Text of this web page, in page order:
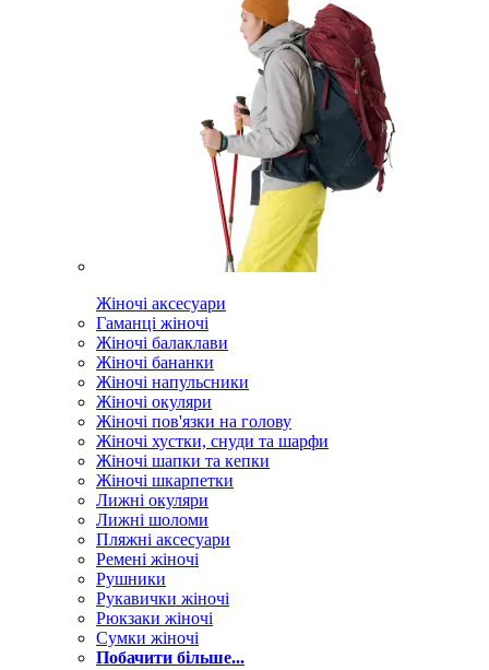
Жіночі аксесуари
Гаманці жіночі
Жіночі балаклави
Жіночі бананки
Жіночі напульсники
Жіночі окуляри
Жіночі пов'язки на голову
Жіночі хустки, снуди та шарфи
Жіночі шапки та кепки
Жіночі шкарпетки
Лижні окуляри
Лижні шоломи
Пляжні аксесуари
Ремені жіночі
Рушники
Рукавички жіночі
Рюкзаки жіночі
Сумки жіночі
Побачити більше...